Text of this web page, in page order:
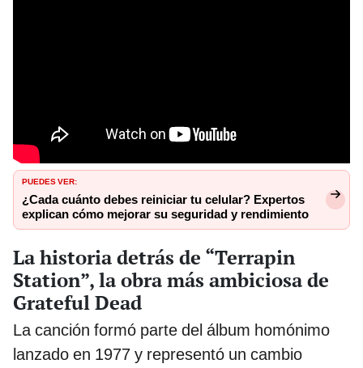
PUEDES VER:
¿Cada cuánto debes reiniciar tu celular? Expertos
explican cómo mejorar su seguridad y rendimiento
La historia detrás de “Terrapin
Station”, la obra más ambiciosa de
Grateful Dead
La canción formó parte del álbum homónimo
lanzado en 1977 y representó un cambio